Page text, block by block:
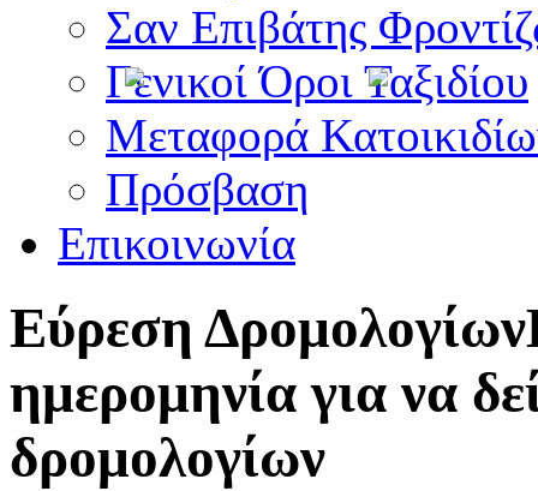
Σαν Επιβάτης
Γενικοί Όροι Ταξιδίου
Μεταφορά
Πρόσβαση
Επικοινωνία
Εύρεση Δρομολογίων
ημερομηνία για να
δρομολογίων